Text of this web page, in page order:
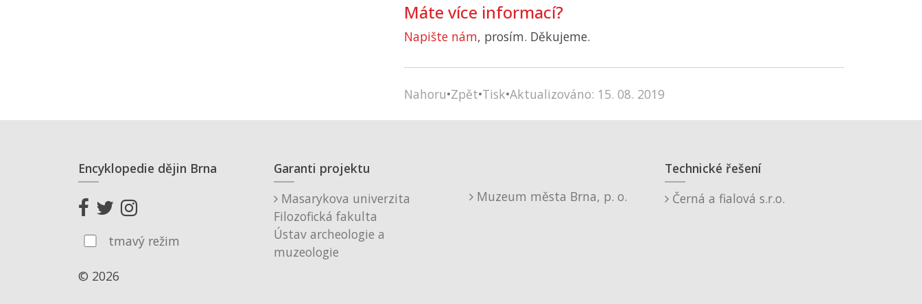
Máte více informací?
Napište nám, prosím. Děkujeme.
Nahoru•Zpět•Tisk•Aktualizováno: 15. 08. 2019
Encyklopedie dějin Brna
tmavý režim
© 2026
Garanti projektu
Masarykova univerzita
Filozofická fakulta
Ústav archeologie a
muzeologie
Muzeum města Brna, p. o.
Technické řešení
Černá a fialová s.r.o.